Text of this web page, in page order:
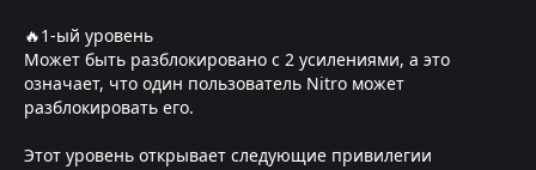
🔥1-ый уровень
Может быть разблокировано с 2 усилениями, а это
означает, что один пользователь Nitro может
разблокировать его.
Этот уровень открывает следующие привилегии